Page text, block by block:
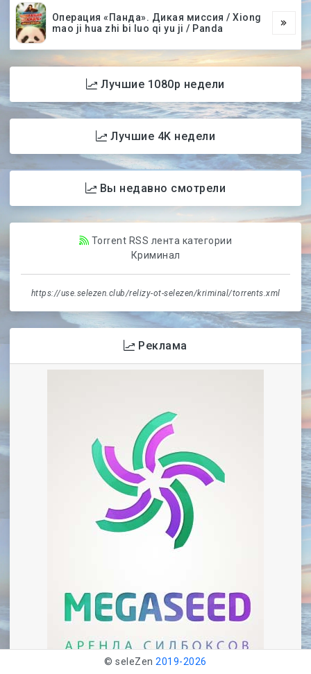
Операция «Панда». Дикая миссия / Xiong
mao ji hua zhi bi luo qi yu ji / Panda
Лучшие 1080p недели
Лучшие 4K недели
Вы недавно смотрели
Torrent RSS лента категории
Криминал
https://use.selezen.club/relizy-ot-selezen/kriminal/torrents.xml
Реклама
© seleZen2019-2026